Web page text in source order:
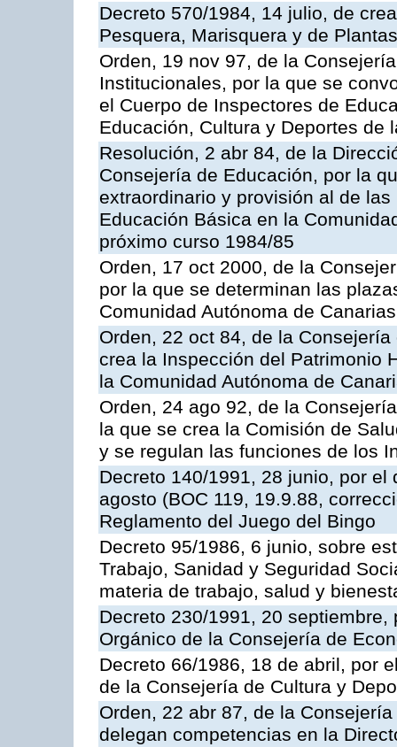
Decreto 570/1984, 14 julio, de
Pesquera, Marisquera y de
Orden, 19 nov 97, de la
Institucionales, por la que se
el Cuerpo de Inspectores de
Educación, Cultura y Deportes de
Resolución, 2 abr 84, de la
Consejería de Educación, por la
extraordinario y provisión al de
Educación Básica en la
próximo curso 1984/85
Orden, 17 oct 2000, de la
por la que se determinan las
Comunidad Autónoma de Canarias
Orden, 22 oct 84, de la
crea la Inspección del Patrimonio
la Comunidad Autónoma de
Orden, 24 ago 92, de la
la que se crea la Comisión de
y se regulan las funciones de los
Decreto 140/1991, 28 junio, por
agosto (BOC 119, 19.9.88,
Reglamento del Juego del Bingo
Decreto 95/1986, 6 junio, sobre
Trabajo, Sanidad y Seguridad
materia de trabajo, salud y
Decreto 230/1991, 20
Orgánico de la Consejería de
Decreto 66/1986, 18 de abril, por
de la Consejería de Cultura y
Orden, 22 abr 87, de la
delegan competencias en la